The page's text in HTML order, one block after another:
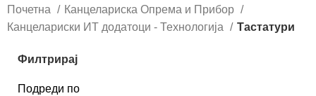
Почетна
Канцелариска Опрема и Прибор
Канцелариски ИТ додатоци - Технологија
Тастатури
Филтрирај
Подреди по